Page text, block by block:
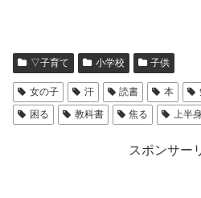
▽子育て 小学校 子供
女の子 汗 読書 本
困る
教科書 焦る 上半
スポンサー